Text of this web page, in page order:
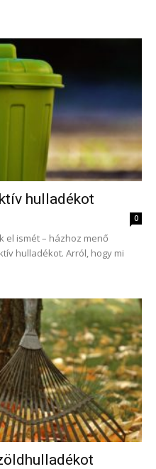
hulladékot
0
el ismét – házhoz menő
hulladékot. Arról, hogy mi